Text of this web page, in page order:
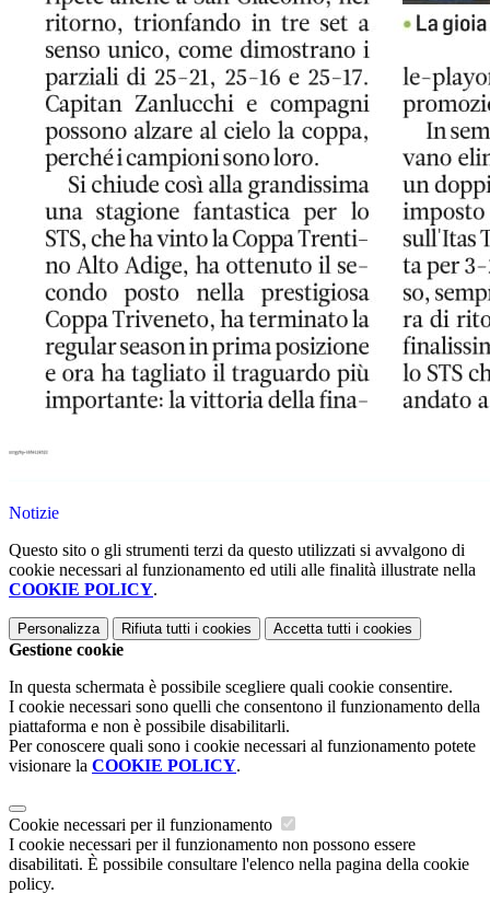
Notizie
Questo sito o gli strumenti terzi da questo utilizzati si avvalgono di
cookie necessari al funzionamento ed utili alle finalità illustrate nella
COOKIE POLICY.
Personalizza Rifiuta tutti i cookies Accetta tutti i cookies
Gestione cookie
In questa schermata è possibile scegliere quali cookie consentire.
I cookie necessari sono quelli che consentono il funzionamento della
piattaforma e non è possibile disabilitarli.
Per conoscere quali sono i cookie necessari al funzionamento potete
visionare la COOKIE POLICY.
Cookie necessari per il funzionamento
I cookie necessari per il funzionamento non possono essere
disabilitati. È possibile consultare l'elenco nella pagina della cookie
policy.